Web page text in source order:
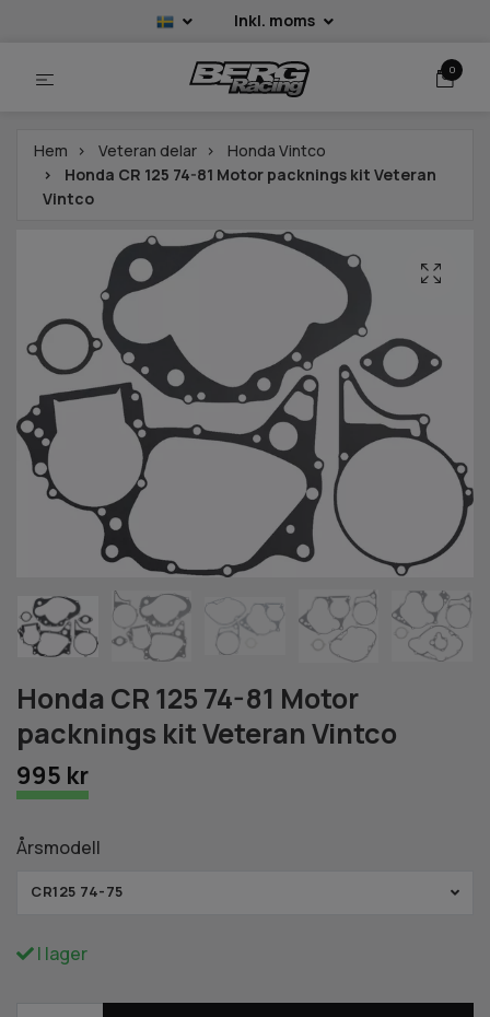
Inkl. moms
0
Hem Veteran delar
Honda Vintco
Honda CR 125 74-81 Motor packnings kit Veteran
Vintco
Honda CR 125 74-81 Motor
packnings kit Veteran Vintco
995 kr
Årsmodell
CR125 74-75
I lager